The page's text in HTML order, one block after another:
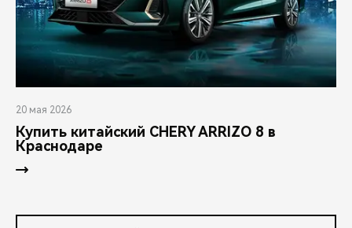
20 мая 2026
Купить китайский CHERY ARRIZO 8 в
Краснодаре